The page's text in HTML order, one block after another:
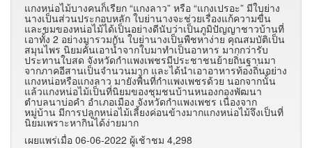
แกงหน่อไม้บางคนก็เรียก “แกงลาว” หรือ “แกงเปรอะ” มีใบย่าง
นางเป็นส่วนประกอบหลัก ใบย่านางจะช่วยเรื่องแก้ความขื่น
และขมของหน่อไม้ได้เป็นอย่างดีนับว่าเป็นภูมิปัญญาชาวบ้านที่
เอาทั้ง 2 อย่างมารวมกัน ใบย่านางเป็นพืชหาง่าย คุณสมบัติเป็น
สมุนไพร นิยมคั้นเอาน้ำจากใบมาทำเป็นอาหาร มากกว่ารับ
ประทานใบสด จังหวัดกำแพงเพชรมีประชาชนย้ายถิ่นฐานมา
จากภาคอีสานเป็นจำนวนมาก และได้นำเอาอาหารท้องถิ่นอย่าง
แกงหน่อหรือแกงลาว มายังพื้นที่กำแพงเพชรด้วย นอกจากนั้น
แล้วแกงหน่อไม้เป็นที่นิยมของชุมชนบ้านหนองกองพัฒนา
ตำบลนาบ่อคำ อำเภอเมือง จังหวัดกำแพงเพชร เนื่องจาก
หมู่บ้าน มีการปลูกหน่อไม้เลี้ยงค่อนข้างมากแกงหน่อไม้จึงเป็นที่
นิยมเพราะหากินได้ง่ายมาก
เผยแพร่เมื่อ 06-06-2022 ผู้เช้าชม 4,298